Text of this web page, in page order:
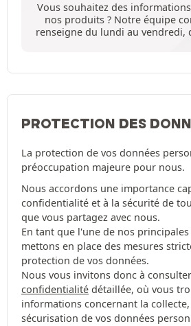
Vous souhaitez des
nos produits ? Notre équipe
renseigne du lundi au vendredi,
PROTECTION DES
La protection de vos données
préoccupation majeure pour nous.
Nous accordons une importance
confidentialité et à la sécurité de
que vous partagez avec nous.
En tant que l'une de nos
mettons en place des mesures
protection de vos données.
Nous vous invitons donc à
confidentialité détaillée, où vous
informations concernant la
sécurisation de vos données